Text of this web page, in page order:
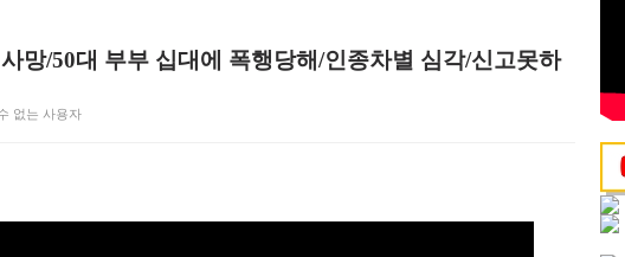
망/50대 부부 십대에 폭행당해/인종차별 심각/신고못하
없는 사용자